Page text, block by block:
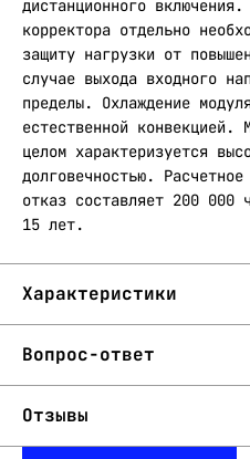
дистанционного
корректора отдельно
защиту нагрузки от
случае выхода входного
пределы. Охлаждение
естественной конвекцией.
целом характеризуется
долговечностью.
отказ составляет 200
15 лет.
Характеристики
Вопрос-ответ
Отзывы